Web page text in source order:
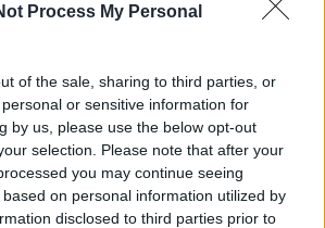
Process My Personal
of the sale, sharing to third parties, or
or sensitive information for
by us, please use the below opt-out
selection. Please note that after your
you may continue seeing
on personal information utilized by
disclosed to third parties prior to
tornino in discussione resta
accadere
essere riformulato sotto nuova
in altri contenuti del
industriali indicano che le